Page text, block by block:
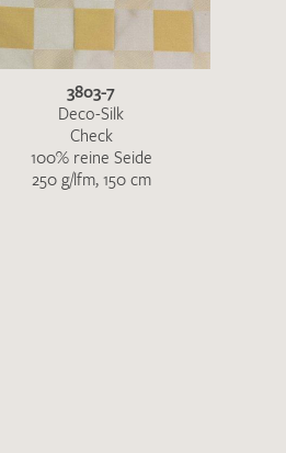
3803-7
Deco-Silk
Check
100% reine Seide
250 g/lfm, 150 cm